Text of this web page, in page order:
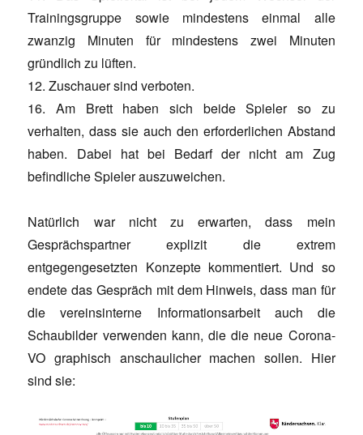
Trainingsgruppe sowie mindestens einmal alle
zwanzig Minuten für mindestens zwei Minuten
gründlich zu lüften.
12. Zuschauer sind verboten.
16. Am Brett haben sich beide Spieler so zu
verhalten, dass sie auch den erforderlichen Abstand
haben. Dabei hat bei Bedarf der nicht am Zug
befindliche Spieler auszuweichen.
Natürlich war nicht zu erwarten, dass mein
Gesprächspartner explizit die extrem
entgegengesetzten Konzepte kommentiert. Und so
endete das Gespräch mit dem Hinweis, dass man für
die vereinsinterne Informationsarbeit auch die
Schaubilder verwenden kann, die die neue Corona-
VO graphisch anschaulicher machen sollen. Hier
sind sie: